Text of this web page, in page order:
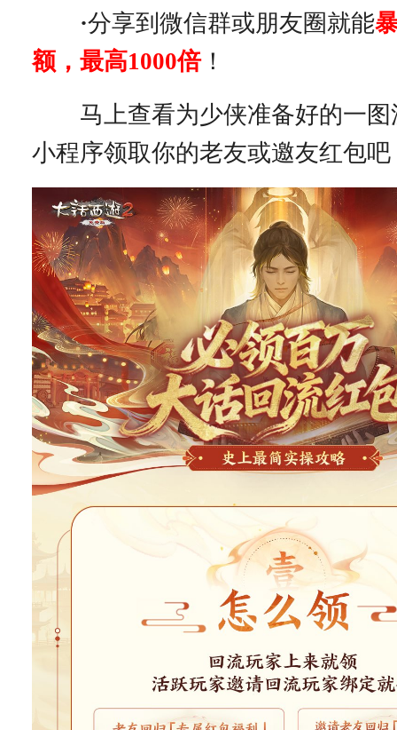
·分享到微信群或朋友圈就能
额，最高1000倍！
马上查看为少侠准备好的一图
小程序领取你的老友或邀友红包吧